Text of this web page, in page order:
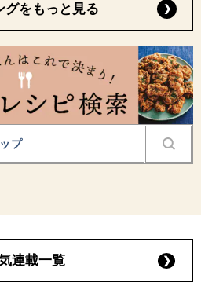
グをもっと見る
連載一覧